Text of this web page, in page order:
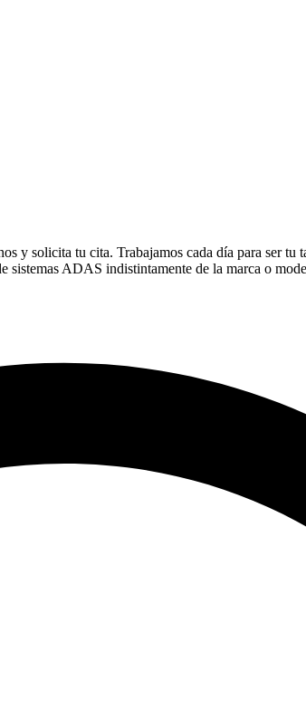
y solicita tu cita. Trabajamos cada día para ser tu
ADAS indistintamente de la marca o